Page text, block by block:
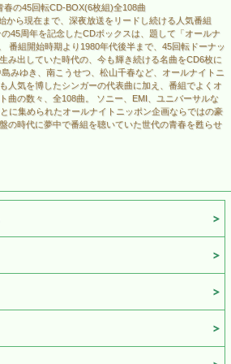
の45回転CD-BOX(6枚組)全108曲
から現在まで、深夜放送をリードし続ける人気番組
の45周年を記念したCDボックスは、題して「オールナ
番組開始時期より1980年代後半まで、45回転ドーナッ
み出していた時代の、今も輝き続ける名曲をCD6枚に
みゆき、南こうせつ、松山千春など、オールナイトニ
人気を博したシンガーの代表曲に加え、番組でよくオ
曲の数々、全108曲。 ソニー、EMI、ユニバーサルな
に集められたオールナイトニッポン企画ならではの豪
の時代に夢中で番組を聴いていた世代の青春を甦らせ